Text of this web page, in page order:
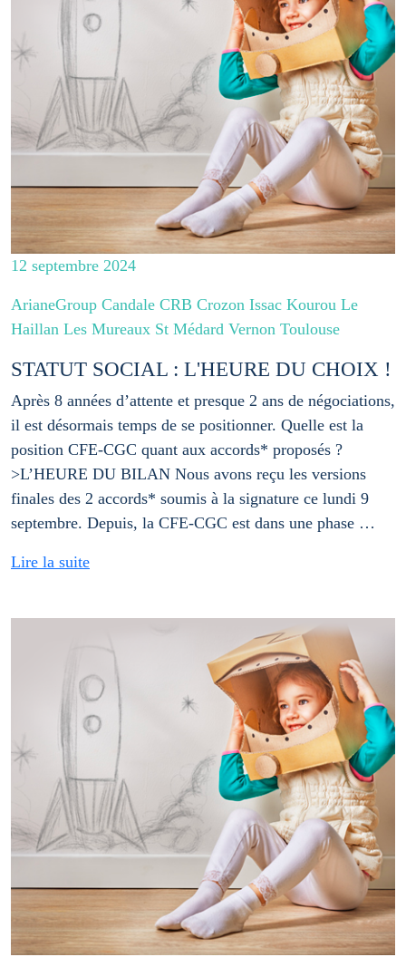
12 septembre 2024
ArianeGroup Candale CRB Crozon Issac Kourou Le
Haillan Les Mureaux St Médard Vernon Toulouse
STATUT SOCIAL : L'HEURE DU CHOIX !
Après 8 années d’attente et presque 2 ans de négociations,
il est désormais temps de se positionner. Quelle est la
position CFE-CGC quant aux accords* proposés ?
>L’HEURE DU BILAN Nous avons reçu les versions
finales des 2 accords* soumis à la signature ce lundi 9
septembre. Depuis, la CFE-CGC est dans une phase …
Lire la suite